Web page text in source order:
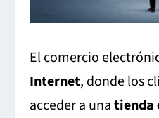
El comercio
Internet, donde los
acceder a unatienda